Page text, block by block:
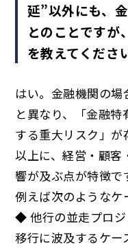
延”以外にも、
とのことですが
を教えてくださ
はい。金融機関の
と異なり、「金融
する重大リスク」
以上に、経営・顧
響が及ぶ点が特徴で
例えば次のようなケ
◆ 他行の並走プロ
移行に波及するケー